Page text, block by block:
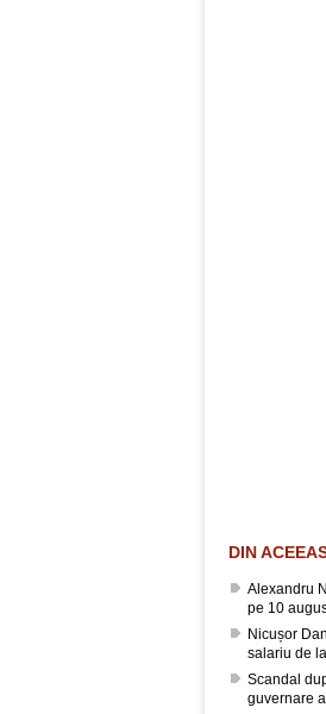
DIN
Alexandru
pe 10
Nicușor
salariu de
Scandal
guvernare